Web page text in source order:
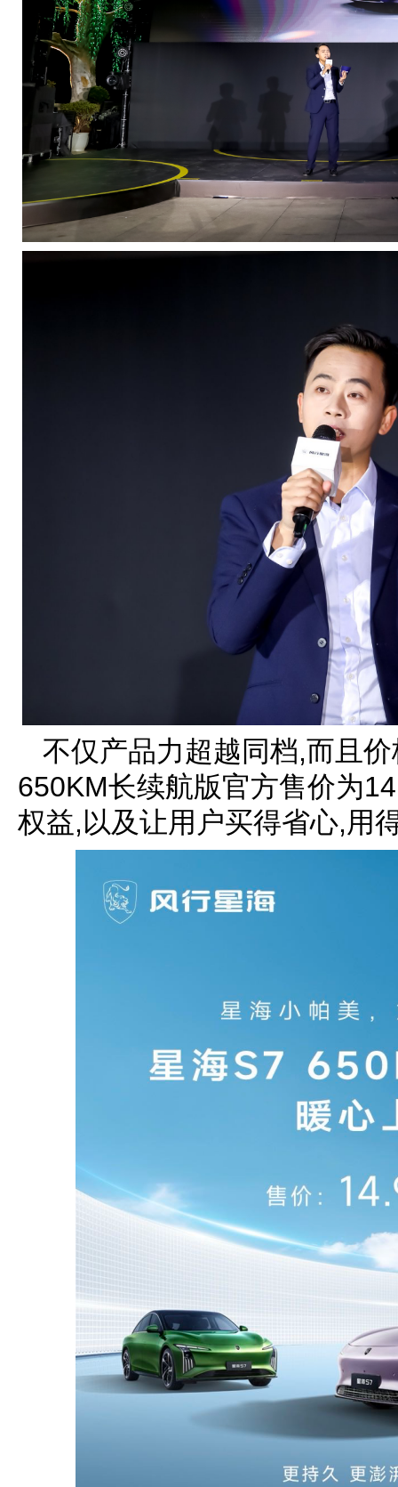
不仅产品力超越同档,而且
650KM长续航版官方售价为
权益,以及让用户买得省心,用